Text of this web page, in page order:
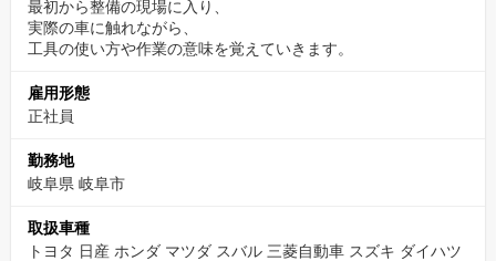
中できる環境です。
最初から整備の現場に入り、
実際の車に触れながら、
工具の使い方や作業の意味を覚えていきます。
雇用形態
正社員
勤務地
岐阜県 岐阜市
取扱車種
トヨタ 日産 ホンダ マツダ スバル 三菱自動車 スズキ ダイハツ